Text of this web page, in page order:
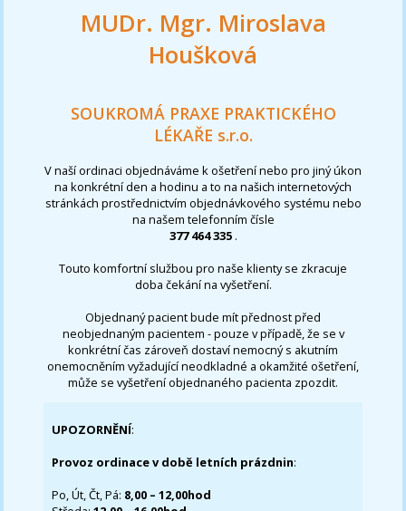
MUDr. Mgr. Miroslava
Houšková
SOUKROMÁ PRAXE PRAKTICKÉHO
LÉKAŘE s.r.o.
V naší ordinaci objednáváme k ošetření nebo pro jiný úkon
na konkrétní den a hodinu a to na našich internetových
stránkách prostřednictvím objednávkového systému nebo
na našem telefonním čísle
377 464 335 .
Touto komfortní službou pro naše klienty se zkracuje
doba čekání na vyšetření.
Objednaný pacient bude mít přednost před
neobjednaným pacientem - pouze v případě, že se v
konkrétní čas zároveň dostaví nemocný s akutním
onemocněním vyžadující neodkladné a okamžité ošetření,
může se vyšetření objednaného pacienta zpozdit.
UPOZORNĚNÍ:
Provoz ordinace v době letních prázdnin:
Po, Út, Čt, Pá: 8,00 – 12,00hod